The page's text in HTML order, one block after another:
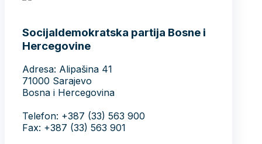
Socijaldemokratska partija Bosne i
Hercegovine
Adresa: Alipašina 41
71000 Sarajevo
Bosna i Hercegovina
Telefon: +387 (33) 563 900
Fax: +387 (33) 563 901